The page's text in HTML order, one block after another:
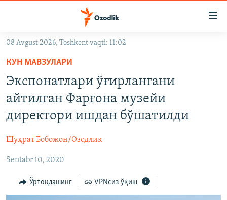
Асосий
навигацияга
ўтинг
Қидиришга
ўтинг
На русском
ИЖТИМОИЙ ТАРМОҚЛАР
08 Avgust 2026, Toshkent vaqti: 11:02
КУН МАВЗУЛАРИ
Экспонатлари ўғирлангани
айтилган Фарғона музейи
директори ишдан бўшатилди
Шуҳрат Бобожон/Озодлик
Sentabr 10, 2020
Ўртоқлашинг VPNсиз ўқиш